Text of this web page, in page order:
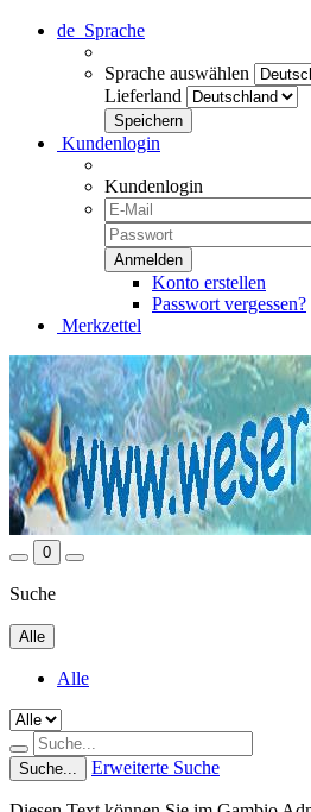
de Sprache
Sprache auswählen
Lieferland
Kundenlogin
Kundenlogin
Konto erstellen
Passwort vergessen?
Merkzettel
0
Suche
Alle
Alle
Suche... Erweiterte Suche